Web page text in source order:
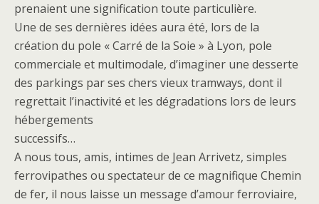
prenaient une signification toute particulière.
Une de ses dernières idées aura été, lors de la
création du pole « Carré de la Soie » à Lyon, pole
commerciale et multimodale, d’imaginer une desserte
des parkings par ses chers vieux tramways, dont il
regrettait l’inactivité et les dégradations lors de leurs
hébergements
successifs…
A nous tous, amis, intimes de Jean Arrivetz, simples
ferrovipathes ou spectateur de ce magnifique Chemin
de fer, il nous laisse un message d’amour ferroviaire,